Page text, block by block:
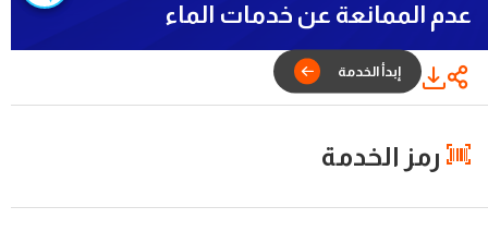
عدم الممانعة عن خدمات الماء
رمز الخدمة